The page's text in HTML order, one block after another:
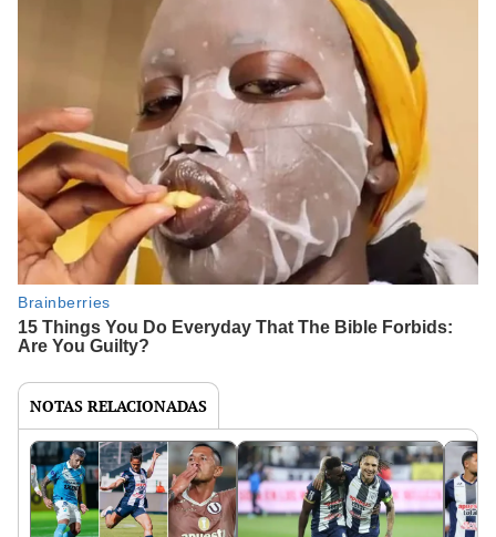
NOTAS RELACIONADAS